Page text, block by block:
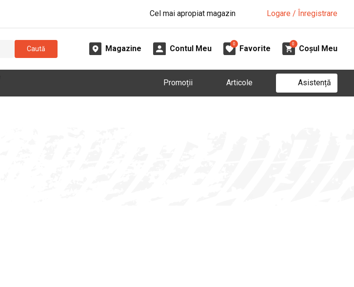
Cel mai apropiat magazin Logare / Înregistrare
Caută Magazine Contul Meu
0
Favorite
0
Coșul Meu
Promoții Articole Asistență